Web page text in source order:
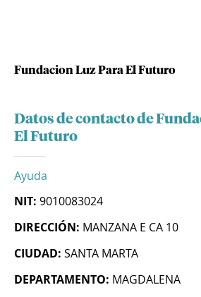
Fundacion Luz Para El Futuro
Datos de contacto de
El Futuro
Ayuda
NIT: 9010083024
DIRECCIÓN: MANZANA E CA 10
CIUDAD: SANTA MARTA
DEPARTAMENTO: MAGDALENA